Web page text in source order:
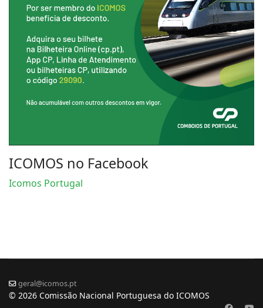
ICOMOS no Facebook
Icomos Portugal
geral@icomos.pt
© 2026 Comissão Nacional Portuguesa do ICOMOS